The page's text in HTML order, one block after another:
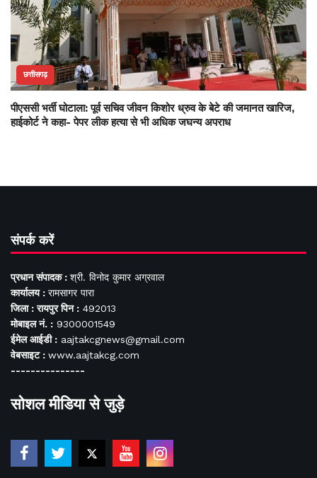
छत्तीसगढ़
पीएससी भर्ती घोटाला: पूर्व सचिव जीवन किशोर ध्रुव के बेटे की जमानत खारिज,
हाईकोर्ट ने कहा- पेपर लीक हत्या से भी अधिक जघन्य अपराध
संपर्क करें
प्रधान संपादक : श्री. विनोद कुमार अग्रवाल
कार्यालय : रामसागर पारा
जिला : रायपुर पिन : 492013
मोबाइल नं. : 9300001549
ईमेल आईडी : aajtakcgnews@gmail.com
वेबसाइट : www.aajtakcg.com
---------------
सोशल मीडिया से जुड़े